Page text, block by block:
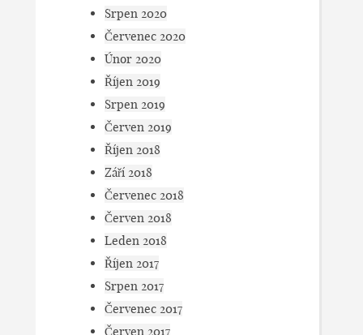
Srpen 2020
Červenec 2020
Únor 2020
Říjen 2019
Srpen 2019
Červen 2019
Říjen 2018
Září 2018
Červenec 2018
Červen 2018
Leden 2018
Říjen 2017
Srpen 2017
Červenec 2017
Červen 2017